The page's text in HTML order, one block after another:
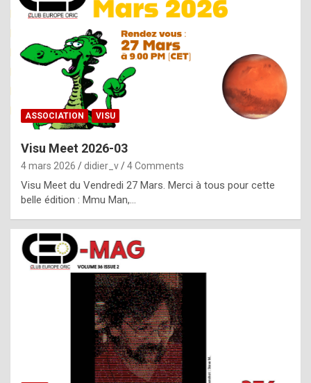
e
R
o
p
l
c
h
i
s
t
o
r
ASSOCIATION VISU
Visu Meet 2026-03
4 mars 2026 didier_v 4 Comments
Visu Meet du Vendredi 27 Mars. Merci à tous pour cette
belle édition : Mmu Man,…